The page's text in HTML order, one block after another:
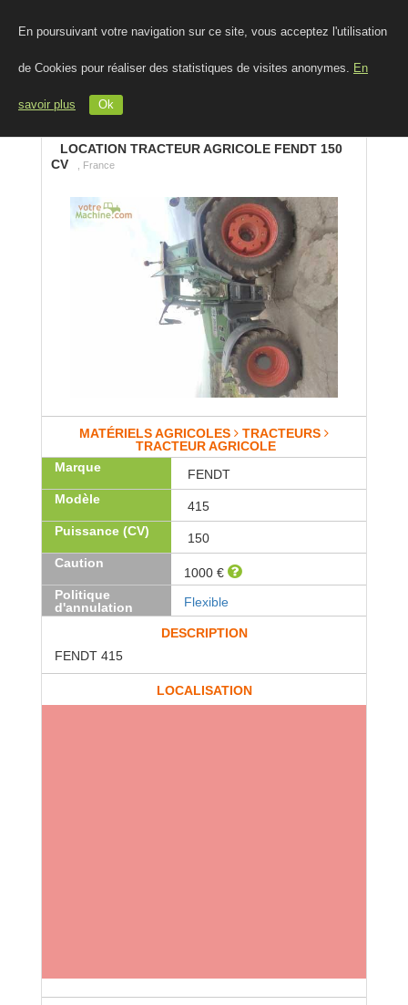
En poursuivant votre navigation sur ce site, vous acceptez l'utilisation
de Cookies pour réaliser des statistiques de visites anonymes. En
savoir plus Ok
LOCATION TRACTEUR AGRICOLE FENDT 150
CV
, France
MATÉRIELS AGRICOLES
TRACTEURS
TRACTEUR AGRICOLE
Marque
FENDT
Modèle
415
Puissance (CV)
150
Caution
1000 €
Politique
d'annulation
Flexible
DESCRIPTION
FENDT 415
LOCALISATION